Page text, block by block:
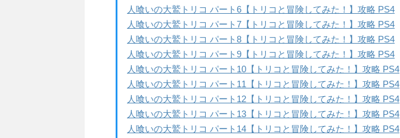
人喰いの大鷲トリコ パート6【トリコと冒険してみた！】攻略 PS4
人喰いの大鷲トリコ パート7【トリコと冒険してみた！】攻略 PS4
人喰いの大鷲トリコ パート8【トリコと冒険してみた！】攻略 PS4
人喰いの大鷲トリコ パート9【トリコと冒険してみた！】攻略 PS4
人喰いの大鷲トリコ パート10【トリコと冒険してみた！】攻略 PS4
人喰いの大鷲トリコ パート11【トリコと冒険してみた！】攻略 PS4
人喰いの大鷲トリコ パート12【トリコと冒険してみた！】攻略 PS4
人喰いの大鷲トリコ パート13【トリコと冒険してみた！】攻略 PS4
人喰いの大鷲トリコ パート14【トリコと冒険してみた！】攻略 PS4